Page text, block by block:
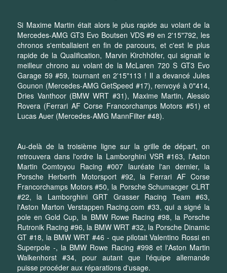
Si Maxime Martin était alors le plus rapide au volant de la
Mercedes-AMG GT3 Evo Boutsen VDS #9 en 2'15"792, les
chronos s'emballaient en fin de parcours, et c'est le plus
rapide de la Qualification, Marvin Kirchhöfer, qui signait le
meilleur chrono au volant de la McLaren 720 S GT3 Evo
Garage 59 #59, tournant en 2'15"113 ! Il a devancé Jules
Gounon (Mercedes-AMG GetSpeed #17), renvoyé à 0"414,
Dries Vanthoor (BMW WRT #31), Maxime Martin, Alessio
Rovera (Ferrari AF Corse Francorchamps Motors #51) et
Lucas Auer (Mercedes-AMG MannFilter #48).
Au-delà de la troisième ligne sur la grille de départ, on
retrouvera dans l'ordre la Lamborghini VSR #163, l'Aston
Martin Comtoyou Racing #007 lauréate l'an dernier, la
Porsche Herberth Motorsport #92, la Ferrari AF Corse
Francorchamps Motors #50, la Porsche Schumacger CLRT
#22, la Lamborghini GRT Grasser Racing Team #63,
l'Aston Marton Verstappen Racing.com #33, qui a signé la
pole en Gold Cup, la BMW Rowe Racing #98, la Porsche
Rutronik Racing #96, la BMW WRT #32, la Porsche Dinamic
GT #18, la BMW WRT #46 - que pilotait Valentino Rossi en
Superpole -, la BMW Rowe Racing #998 et l'Aston Martin
Walkenhorst #34, pour autant que l'équipe allemande
puisse procéder aux réparations d'usage.